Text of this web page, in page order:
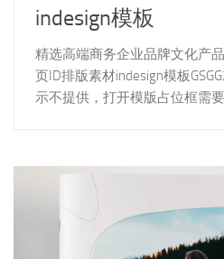
indesign模板
精选高端商务企业品牌文化产
页ID排版素材indesign模板
示不提供，打开模版占位框需